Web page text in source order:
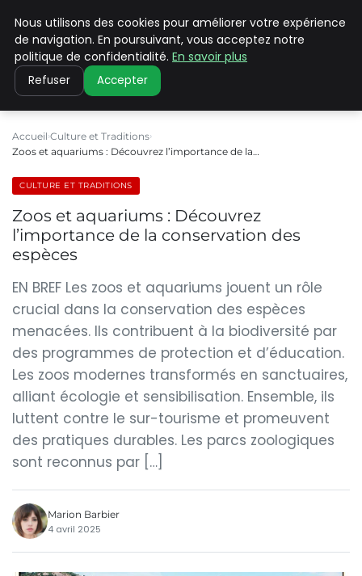
PILAT PATRIMOINES
Accueil Culture et Traditions
Zoos et aquariums : Découvrez l’importance de la…
CULTURE ET TRADITIONS
Zoos et aquariums : Découvrez
l’importance de la conservation des
espèces
EN BREF Les zoos et aquariums jouent un rôle
crucial dans la conservation des espèces
menacées. Ils contribuent à la biodiversité par
des programmes de protection et d’éducation.
Les zoos modernes transformés en sanctuaires,
alliant écologie et sensibilisation. Ensemble, ils
luttent contre le sur-tourisme et promeuvent
des pratiques durables. Les parcs zoologiques
sont reconnus par […]
Marion Barbier
4 avril 2025
Nous utilisons des cookies pour améliorer votre expérience
de navigation. En poursuivant, vous acceptez notre
politique de confidentialité. En savoir plus
Refuser Accepter